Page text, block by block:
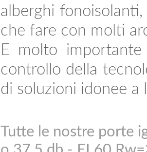
alberghi
che fare con molti
E molto
controllo della
di soluzioni idonee a
Tutte le nostre porte